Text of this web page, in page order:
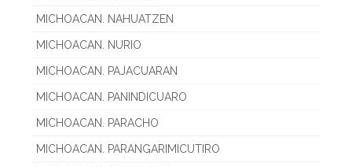
MICHOACAN. NAHUATZEN
MICHOACAN. NURIO
MICHOACAN. PAJACUARAN
MICHOACAN. PANINDICUARO
MICHOACAN. PARACHO
MICHOACAN. PARANGARIMICUTIRO